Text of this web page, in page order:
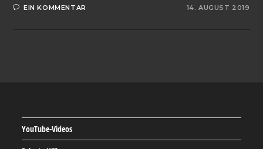
EIN KOMMENTAR 14. AUGUST 2019
YouTube-Videos